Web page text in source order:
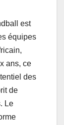
est
équipes
ans, ce
des
de
Le